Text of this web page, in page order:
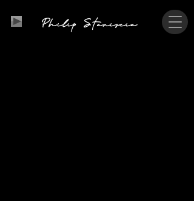
Philip Staniscia